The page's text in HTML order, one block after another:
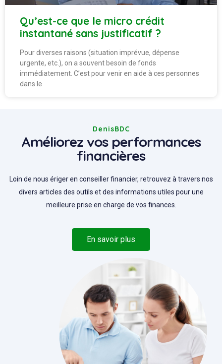
Qu’est-ce que le micro crédit
instantané sans justificatif ?
Pour diverses raisons (situation imprévue, dépense
urgente, etc.), on a souvent besoin de fonds
immédiatement. C’est pour venir en aide à ces personnes
dans le
DenisBDC
Améliorez vos performances
financières
Loin de nous ériger en conseiller financier, retrouvez à travers nos
divers articles des outils et des informations utiles pour une
meilleure prise en charge de vos finances.
En savoir plus